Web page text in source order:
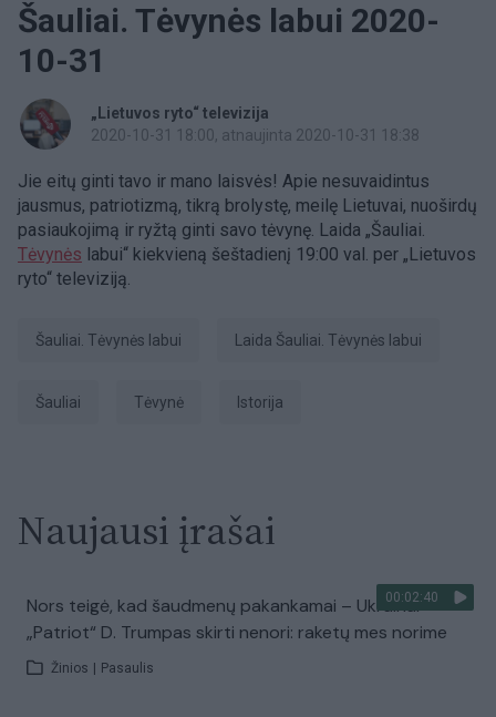
Šauliai. Tėvynės labui 2020-
10-31
„Lietuvos ryto“ televizija
2020-10-31 18:00, atnaujinta 2020-10-31 18:38
Jie eitų ginti tavo ir mano laisvės! Apie nesuvaidintus
jausmus, patriotizmą, tikrą brolystę, meilę Lietuvai, nuoširdų
pasiaukojimą ir ryžtą ginti savo tėvynę. Laida „Šauliai.
Tėvynės labui“ kiekvieną šeštadienį 19:00 val. per „Lietuvos
ryto“ televiziją.
Šauliai. Tėvynės labui laida Šauliai. Tėvynės labui
šauliai tėvynė Istorija
Naujausi įrašai
00:02:40
Nors teigė, kad šaudmenų pakankamai – Ukrainai
„Patriot“ D. Trumpas skirti nenori: raketų mes norime
Žinios Pasaulis